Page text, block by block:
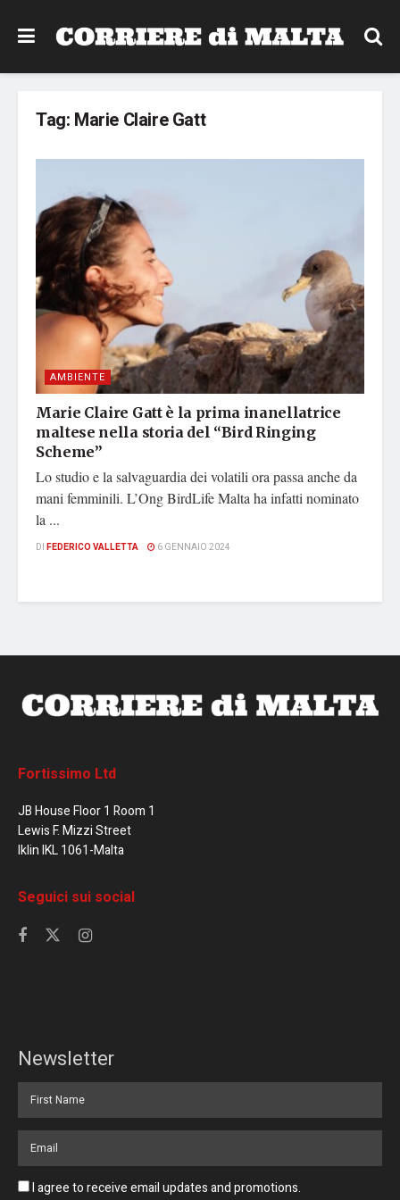
Tag: Marie Claire Gatt
AMBIENTE
Marie Claire Gatt è la prima inanellatrice
maltese nella storia del “Bird Ringing
Scheme”
Lo studio e la salvaguardia dei volatili ora passa anche da
mani femminili. L’Ong BirdLife Malta ha infatti nominato
la ...
DI FEDERICO VALLETTA 6 GENNAIO 2024
Fortissimo Ltd
JB House Floor 1 Room 1
Lewis F. Mizzi Street
Iklin IKL 1061-Malta
Seguici sui social
Newsletter
I agree to receive email updates and promotions.